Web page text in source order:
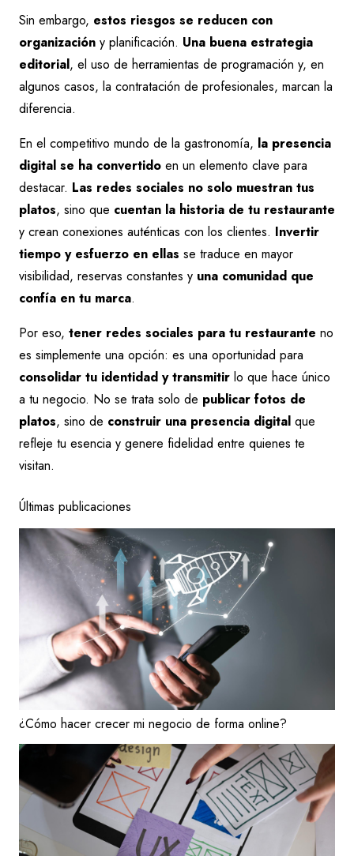
Sin embargo, estos riesgos se reducen con
organización y planificación. Una buena estrategia
editorial, el uso de herramientas de programación y, en
algunos casos, la contratación de profesionales, marcan la
diferencia.
En el competitivo mundo de la gastronomía, la presencia
digital se ha convertido en un elemento clave para
destacar. Las redes sociales no solo muestran tus
platos, sino que cuentan la historia de tu restaurante
y crean conexiones auténticas con los clientes. Invertir
tiempo y esfuerzo en ellas se traduce en mayor
visibilidad, reservas constantes y una comunidad que
confía en tu marca.
Por eso, tener redes sociales para tu restaurante no
es simplemente una opción: es una oportunidad para
consolidar tu identidad y transmitir lo que hace único
a tu negocio. No se trata solo de publicar fotos de
platos, sino de construir una presencia digital que
refleje tu esencia y genere fidelidad entre quienes te
visitan.
Últimas publicaciones
¿Cómo hacer crecer mi negocio de forma online?